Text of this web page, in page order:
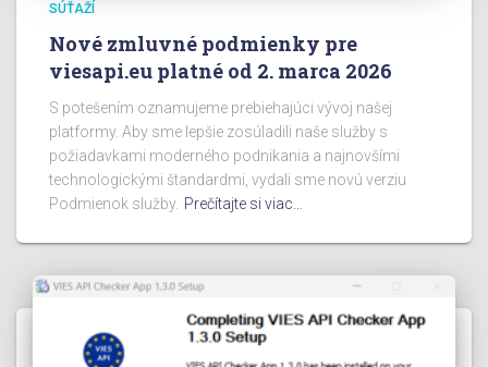
SÚŤAŽÍ
Nové zmluvné podmienky pre
viesapi.eu platné od 2. marca 2026
S potešením oznamujeme prebiehajúci vývoj našej
platformy. Aby sme lepšie zosúladili naše služby s
požiadavkami moderného podnikania a najnovšími
technologickými štandardmi, vydali sme novú verziu
Podmienok služby. Prečítajte si viac…